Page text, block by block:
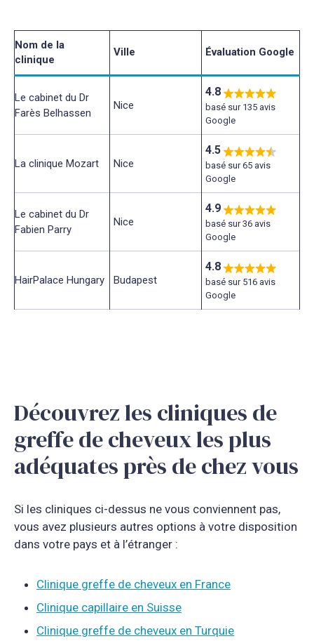
Nom de la
clinique
Ville Évaluation Google
Le cabinet du Dr
Farès Belhassen
Nice
4.8
basé sur 135 avis
Google
La clinique Mozart Nice
4.5
basé sur 65 avis
Google
Le cabinet du Dr
Fabien Parry
Nice
4.9
basé sur 36 avis
Google
HairPalace Hungary Budapest
4.8
basé sur 516 avis
Google
Découvrez les cliniques de
greffe de cheveux les plus
adéquates près de chez vous
Si les cliniques ci-dessus ne vous conviennent pas,
vous avez plusieurs autres options à votre disposition
dans votre pays et à l’étranger :
Clinique greffe de cheveux en France
Clinique capillaire en Suisse
Clinique greffe de cheveux en Turquie